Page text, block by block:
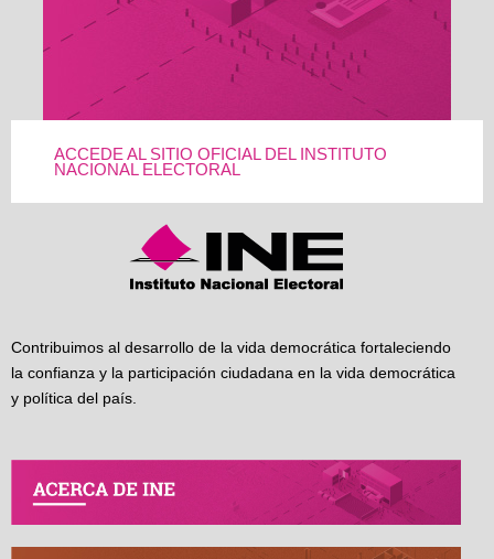
ACCEDE AL SITIO OFICIAL DEL INSTITUTO
NACIONAL ELECTORAL
Contribuimos al desarrollo de la vida democrática fortaleciendo
la confianza y la participación ciudadana en la vida democrática
y política del país.